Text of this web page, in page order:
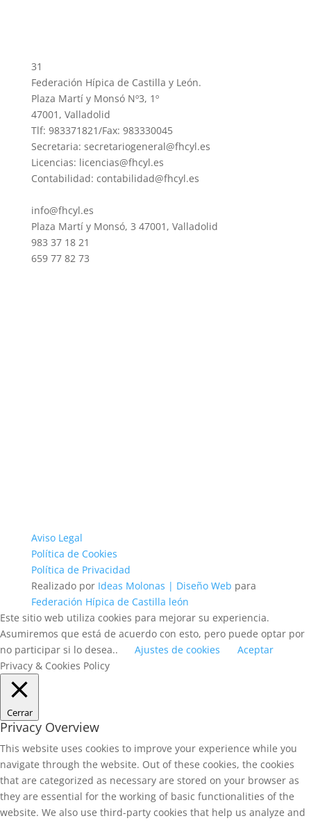
31
Federación Hípica de Castilla y León.
Plaza Martí y Monsó Nº3, 1º
47001, Valladolid
Tlf: 983371821/Fax: 983330045
Secretaria: secretariogeneral@fhcyl.es
Licencias: licencias@fhcyl.es
Contabilidad: contabilidad@fhcyl.es
info@fhcyl.es
Plaza Martí y Monsó, 3 47001, Valladolid
983 37 18 21
659 77 82 73
Aviso Legal
Política de Cookies
Política de Privacidad
Realizado por Ideas Molonas | Diseño Web para
Federación Hípica de Castilla león
Este sitio web utiliza cookies para mejorar su experiencia.
Asumiremos que está de acuerdo con esto, pero puede optar por
no participar si lo desea..
Ajustes de cookies
Aceptar
Privacy & Cookies Policy
Cerrar
Privacy Overview
This website uses cookies to improve your experience while you
navigate through the website. Out of these cookies, the cookies
that are categorized as necessary are stored on your browser as
they are essential for the working of basic functionalities of the
website. We also use third-party cookies that help us analyze and